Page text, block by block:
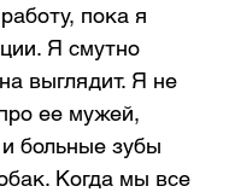
пока я
Я смутно
выглядит. Я не
ее мужей,
больные зубы
Когда мы все